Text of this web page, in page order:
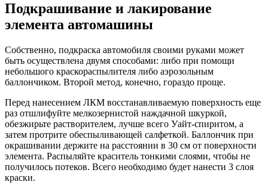
Подкрашивание и лакирование
элемента автомашины
Собственно, подкраска автомобиля своими руками может
быть осуществлена двумя способами: либо при помощи
небольшого краскораспылителя либо аэрозольным
баллончиком. Второй метод, конечно, гораздо проще.
Перед нанесением ЛКМ восстанавливаемую поверхность еще
раз отшлифуйте мелкозернистой наждачной шкуркой,
обезжирьте растворителем, лучше всего Уайт-спиритом, а
затем протрите обеспыливающей салфеткой. Баллончик при
окрашивании держите на расстоянии в 30 см от поверхности
элемента. Распыляйте краситель тонкими слоями, чтобы не
получилось потеков. Всего необходимо будет нанести 3 слоя
краски.